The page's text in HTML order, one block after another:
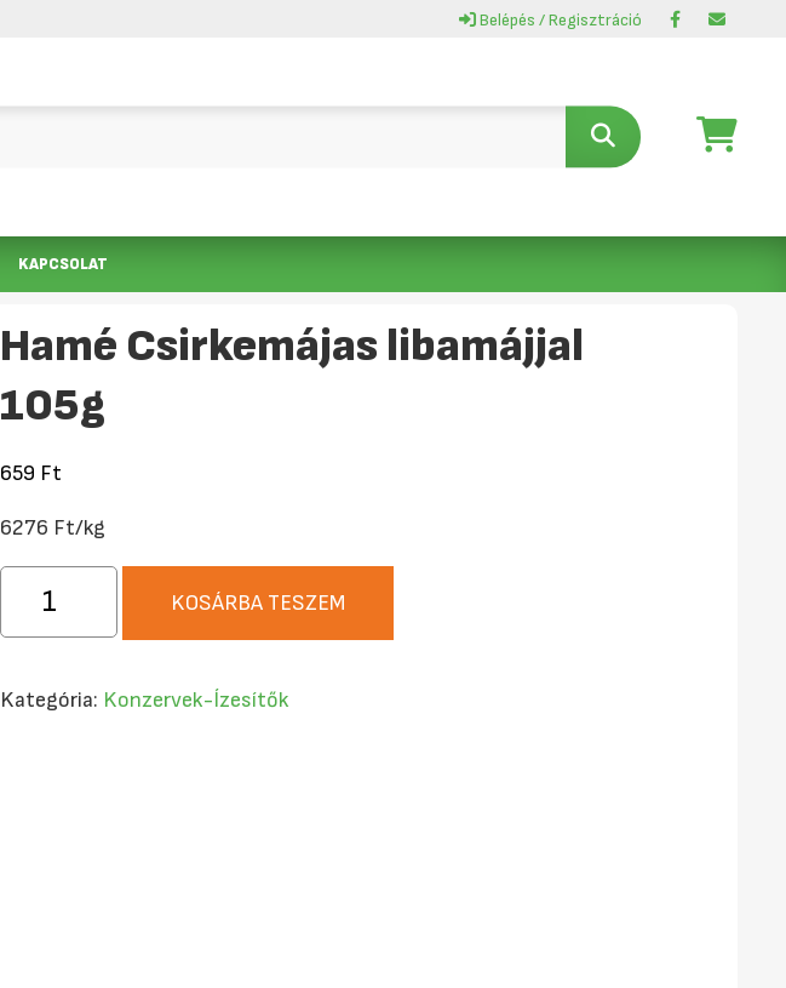
Belépés / Regisztráció
KAPCSOLAT
Hamé Csirkemájas libamájjal
105g
659 Ft
6276 Ft/kg
Csirkemájas
mennyiség
KOSÁRBA TESZEM
Kategória: Konzervek-Ízesítők